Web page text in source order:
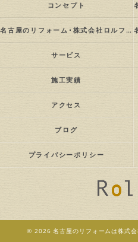
コンセプト
名古屋のリフォーム･株式会社ロルフの評判
サービス
施工実績
アクセス
ブログ
プライバシーポリシー
© 2026 名古屋のリフォームは株式会